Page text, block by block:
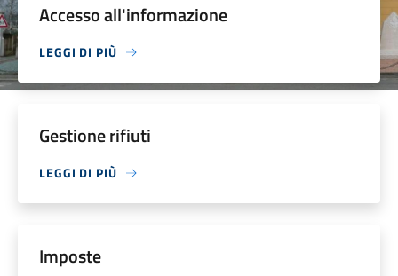
Accesso all'informazione
LEGGI DI PIÙ
Gestione rifiuti
LEGGI DI PIÙ
Imposte